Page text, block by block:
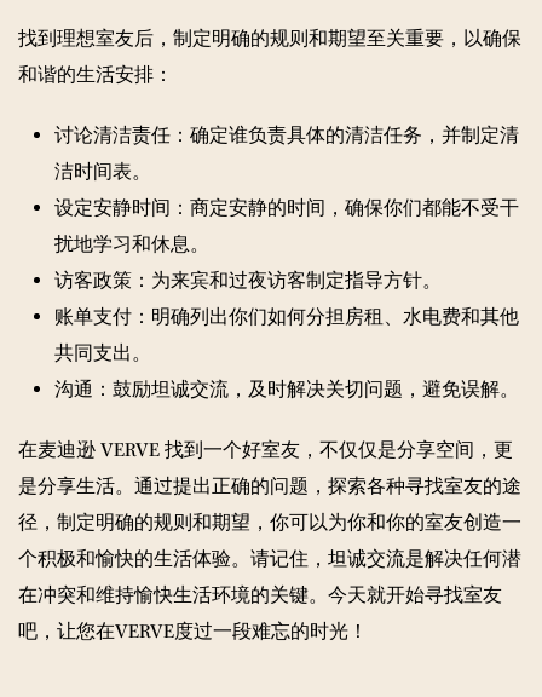
找到理想室友后，制定明确的规则和期望至关重要，以确保
和谐的生活安排：
讨论清洁责任：确定谁负责具体的清洁任务，并制定清
洁时间表。
设定安静时间：商定安静的时间，确保你们都能不受干
扰地学习和休息。
访客政策：为来宾和过夜访客制定指导方针。
账单支付：明确列出你们如何分担房租、水电费和其他
共同支出。
沟通：鼓励坦诚交流，及时解决关切问题，避免误解。
在麦迪逊 VERVE 找到一个好室友，不仅仅是分享空间，更
是分享生活。通过提出正确的问题，探索各种寻找室友的途
径，制定明确的规则和期望，你可以为你和你的室友创造一
个积极和愉快的生活体验。请记住，坦诚交流是解决任何潜
在冲突和维持愉快生活环境的关键。今天就开始寻找室友
吧，让您在VERVE度过一段难忘的时光！